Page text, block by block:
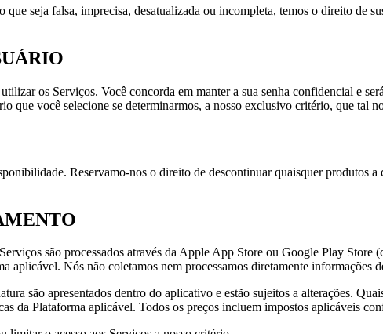
que seja falsa, imprecisa, desatualizada ou incompleta, temos o direito de
utilizar os Serviços. Você concorda em manter a sua senha confidencial e
que você selecione se determinarmos, a nosso exclusivo critério, que tal
Reservamo-nos o direito de descontinuar quaisquer produtos
são processados através da Apple App Store ou Google Play
aplicável. Nós não coletamos nem processamos diretamente informações
são apresentados dentro do aplicativo e estão sujeitos a alterações.
da Plataforma aplicável. Todos os preços incluem impostos aplicáveis